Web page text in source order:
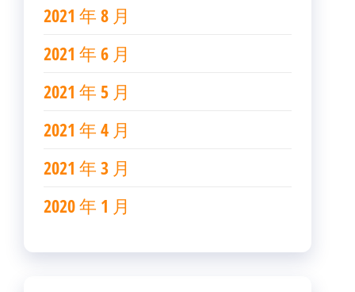
2021 年 8 月
2021 年 6 月
2021 年 5 月
2021 年 4 月
2021 年 3 月
2020 年 1 月